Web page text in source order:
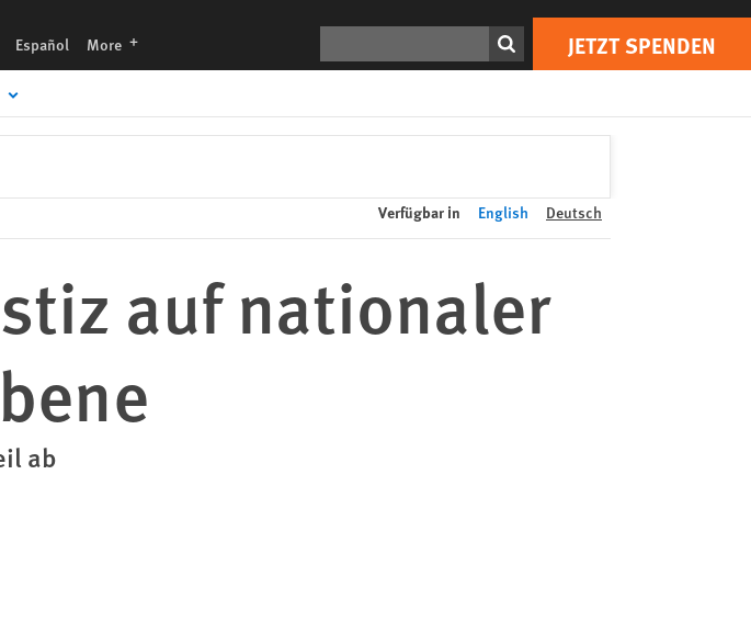
Español More languages JETZT SPENDEN
Print JETZT SPENDEN
Verfügbar in English Deutsch
auf nationaler
ab